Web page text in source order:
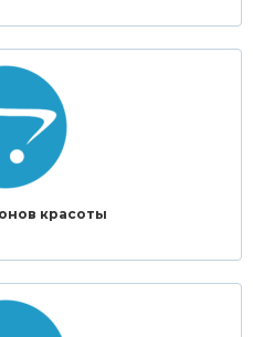
красоты